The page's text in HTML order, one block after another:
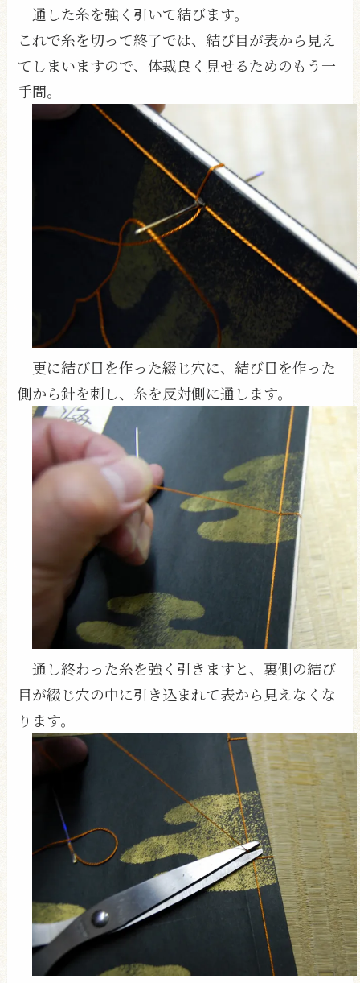
通した糸を強く引いて結びます。
これで糸を切って終了では、結び目が表から見え
てしまいますので、体裁良く見せるためのもう一
手間。
更に結び目を作った綴じ穴に、結び目を作った
側から針を刺し、糸を反対側に通します。
通し終わった糸を強く引きますと、裏側の結び
目が綴じ穴の中に引き込まれて表から見えなくな
ります。